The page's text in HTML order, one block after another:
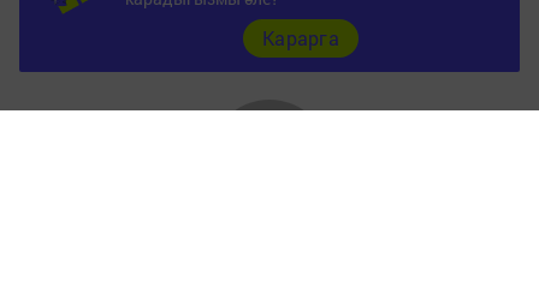
Карарга